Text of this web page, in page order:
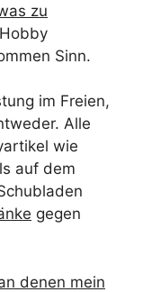
zu
Sinn.
im Freien,
Alle
wie
auf dem
gegen
denen mein